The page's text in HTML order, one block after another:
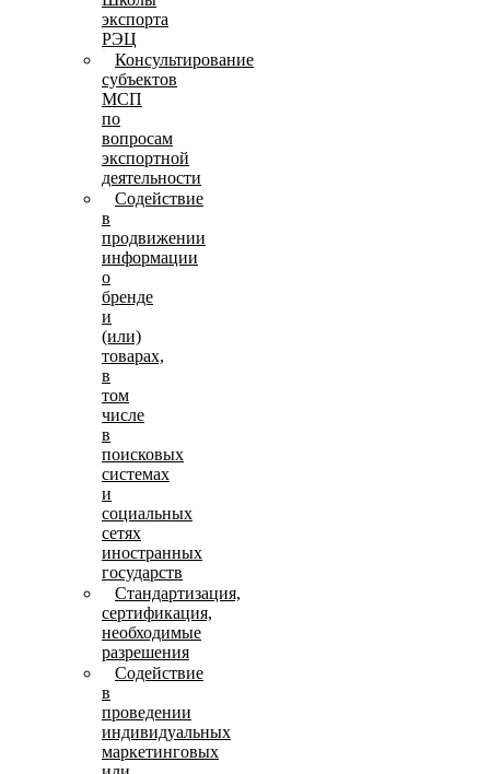
экспорта
РЭЦ
Консультирование
субъектов
МСП
по
вопросам
экспортной
деятельности
Содействие
в
продвижении
информации
о
бренде
и
(или)
товарах,
в
том
числе
в
поисковых
системах
и
социальных
сетях
иностранных
государств
Стандартизация,
сертификация,
необходимые
разрешения
Содействие
в
проведении
индивидуальных
маркетинговых